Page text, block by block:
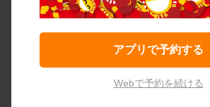
アプリで予約する
Webで予約を続ける